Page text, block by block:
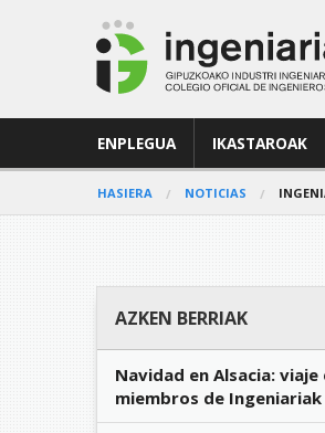
ENPLEGUA IKASTAROAK
HASIERA NOTICIAS
AZKEN BERRIAK
Navidad en Alsacia:
miembros de Ingeniariak